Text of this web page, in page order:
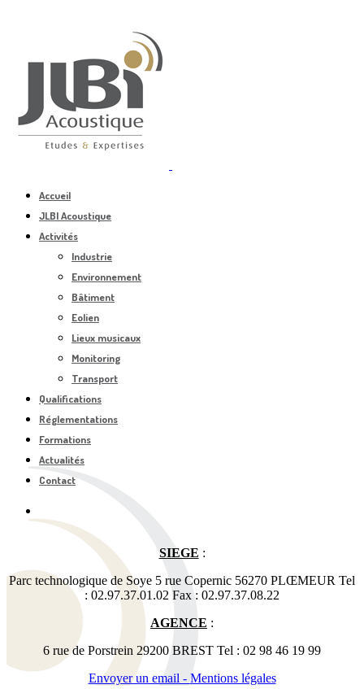
Accueil
JLBI Acoustique
Activités
Industrie
Environnement
Bâtiment
Eolien
Lieux musicaux
Monitoring
Transport
Qualifications
Réglementations
Formations
Actualités
Contact
SIEGE :
Parc technologique de Soye 5 rue Copernic 56270 PLŒMEUR Tel
: 02.97.37.01.02 Fax : 02.97.37.08.22
AGENCE :
6 rue de Porstrein 29200 BREST Tel : 02 98 46 19 99
Envoyer un email - Mentions légales